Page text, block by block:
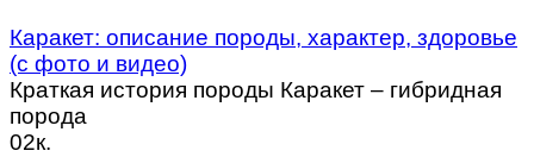
Каракет: описание породы, характер, здоровье
(с фото и видео)
Краткая история породы Каракет – гибридная
порода
02к.